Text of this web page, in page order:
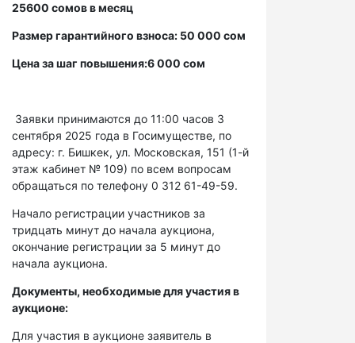
25600 сомов в месяц
Размер гарантийного взноса: 50 000 сом
Цена за шаг повышения:6 000 сом
Заявки принимаются до 11:00 часов 3
сентября 2025 года в Госимуществе, по
адресу: г. Бишкек, ул. Московская, 151 (1-й
этаж кабинет № 109) по всем вопросам
обращаться по телефону 0 312 61-49-59.
Начало регистрации участников за
тридцать минут до начала аукциона,
окончание регистрации за 5 минут до
начала аукциона.
Документы, необходимые для участия в
аукционе:
Для участия в аукционе заявитель в